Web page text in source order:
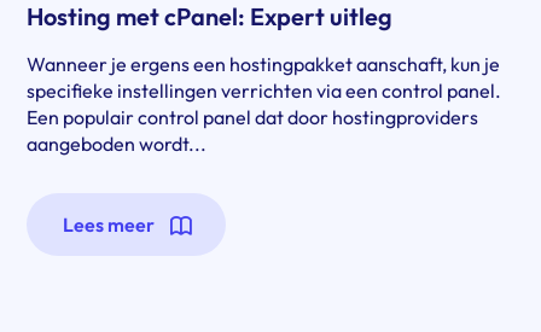
Hosting met cPanel: Expert uitleg
Wanneer je ergens een hostingpakket aanschaft, kun je
specifieke instellingen verrichten via een control panel.
Een populair control panel dat door hostingproviders
aangeboden wordt...
Lees meer